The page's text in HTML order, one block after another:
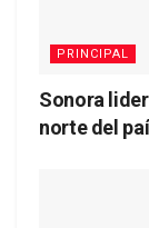
PRINCIPAL
Sonora
norte del